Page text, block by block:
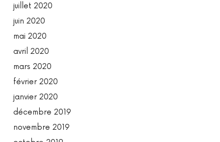
juillet 2020
juin 2020
mai 2020
avril 2020
mars 2020
février 2020
janvier 2020
décembre 2019
novembre 2019